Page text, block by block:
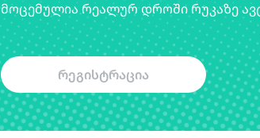
მოცემულია რეალურ დროში რუკაზე
რეგისტრაცია